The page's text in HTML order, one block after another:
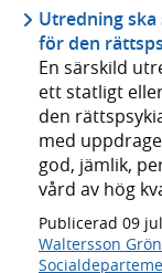
Utredning
för den
En särskild
ett statligt
den
med
god, jämlik,
vård av hög
Publicerad 09
Waltersson